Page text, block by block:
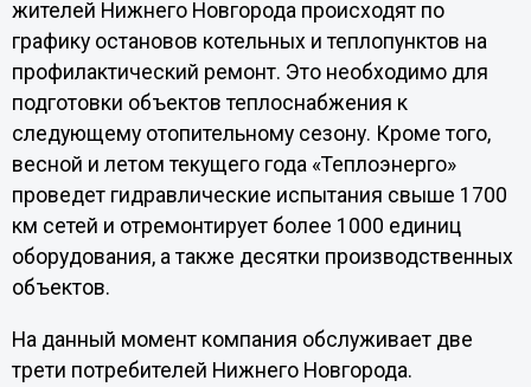
жителей Нижнего Новгорода происходят по
графику остановов котельных и теплопунктов на
профилактический ремонт. Это необходимо для
подготовки объектов теплоснабжения к
следующему отопительному сезону. Кроме того,
весной и летом текущего года «Теплоэнерго»
проведет гидравлические испытания свыше 1700
км сетей и отремонтирует более 1000 единиц
оборудования, а также десятки производственных
объектов.
На данный момент компания обслуживает две
трети потребителей Нижнего Новгорода.